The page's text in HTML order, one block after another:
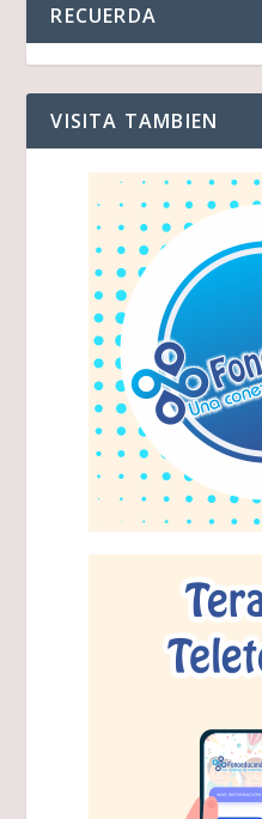
RECUERDA
VISITA TAMBIEN